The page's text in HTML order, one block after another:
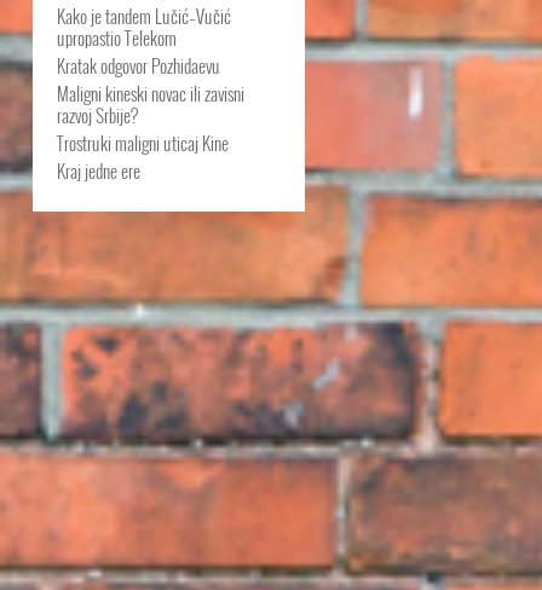
Kako je tandem Lučić–Vučić
upropastio Telekom
Kratak odgovor Pozhidaevu
Maligni kineski novac ili zavisni
razvoj Srbije?
Trostruki maligni uticaj Kine
Kraj jedne ere